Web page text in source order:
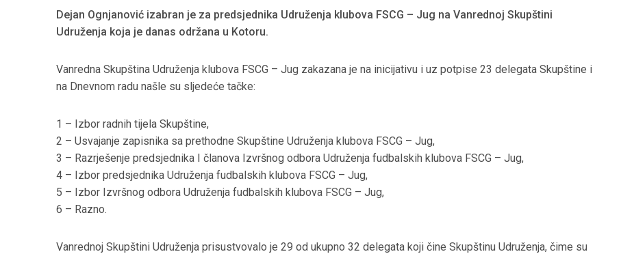
Dejan Ognjanović izabran je za predsjednika Udruženja klubova FSCG – Jug na Vanrednoj Skupštini
Udruženja koja je danas održana u Kotoru.
Vanredna Skupština Udruženja klubova FSCG – Jug zakazana je na inicijativu i uz potpise 23 delegata Skupštine i
na Dnevnom radu našle su sljedeće tačke:
1 – Izbor radnih tijela Skupštine,
2 – Usvajanje zapisnika sa prethodne Skupštine Udruženja klubova FSCG – Jug,
3 – Razrješenje predsjednika I članova Izvršnog odbora Udruženja fudbalskih klubova FSCG – Jug,
4 – Izbor predsjednika Udruženja fudbalskih klubova FSCG – Jug,
5 – Izbor Izvršnog odbora Udruženja fudbalskih klubova FSCG – Jug,
6 – Razno.
Vanrednoj Skupštini Udruženja prisustvovalo je 29 od ukupno 32 delegata koji čine Skupštinu Udruženja, čime su